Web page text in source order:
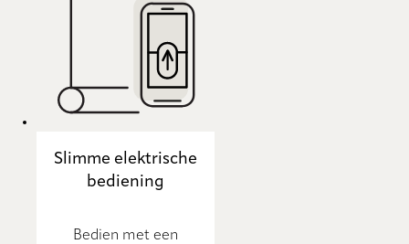
Slimme elektrische
bediening
Bedien met een